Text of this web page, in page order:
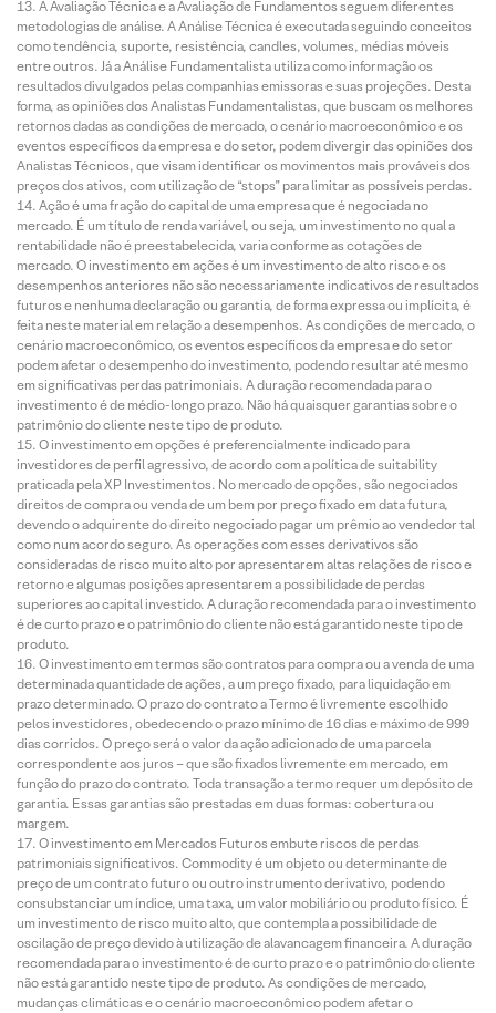
A Avaliação Técnica e a Avaliação de Fundamentos seguem diferentes
metodologias de análise. A Análise Técnica é executada seguindo conceitos
como tendência, suporte, resistência, candles, volumes, médias móveis
entre outros. Já a Análise Fundamentalista utiliza como informação os
resultados divulgados pelas companhias emissoras e suas projeções. Desta
forma, as opiniões dos Analistas Fundamentalistas, que buscam os melhores
retornos dadas as condições de mercado, o cenário macroeconômico e os
eventos específicos da empresa e do setor, podem divergir das opiniões dos
Analistas Técnicos, que visam identificar os movimentos mais prováveis dos
preços dos ativos, com utilização de “stops” para limitar as possíveis perdas.
Ação é uma fração do capital de uma empresa que é negociada no
mercado. É um título de renda variável, ou seja, um investimento no qual a
rentabilidade não é preestabelecida, varia conforme as cotações de
mercado. O investimento em ações é um investimento de alto risco e os
desempenhos anteriores não são necessariamente indicativos de resultados
futuros e nenhuma declaração ou garantia, de forma expressa ou implícita, é
feita neste material em relação a desempenhos. As condições de mercado, o
cenário macroeconômico, os eventos específicos da empresa e do setor
podem afetar o desempenho do investimento, podendo resultar até mesmo
em significativas perdas patrimoniais. A duração recomendada para o
investimento é de médio-longo prazo. Não há quaisquer garantias sobre o
patrimônio do cliente neste tipo de produto.
O investimento em opções é preferencialmente indicado para
investidores de perfil agressivo, de acordo com a política de suitability
praticada pela XP Investimentos. No mercado de opções, são negociados
direitos de compra ou venda de um bem por preço fixado em data futura,
devendo o adquirente do direito negociado pagar um prêmio ao vendedor tal
como num acordo seguro. As operações com esses derivativos são
consideradas de risco muito alto por apresentarem altas relações de risco e
retorno e algumas posições apresentarem a possibilidade de perdas
superiores ao capital investido. A duração recomendada para o investimento
é de curto prazo e o patrimônio do cliente não está garantido neste tipo de
produto.
O investimento em termos são contratos para compra ou a venda de uma
determinada quantidade de ações, a um preço fixado, para liquidação em
prazo determinado. O prazo do contrato a Termo é livremente escolhido
pelos investidores, obedecendo o prazo mínimo de 16 dias e máximo de 999
dias corridos. O preço será o valor da ação adicionado de uma parcela
correspondente aos juros – que são fixados livremente em mercado, em
função do prazo do contrato. Toda transação a termo requer um depósito de
garantia. Essas garantias são prestadas em duas formas: cobertura ou
margem.
O investimento em Mercados Futuros embute riscos de perdas
patrimoniais significativos. Commodity é um objeto ou determinante de
preço de um contrato futuro ou outro instrumento derivativo, podendo
consubstanciar um índice, uma taxa, um valor mobiliário ou produto físico. É
um investimento de risco muito alto, que contempla a possibilidade de
oscilação de preço devido à utilização de alavancagem financeira. A duração
recomendada para o investimento é de curto prazo e o patrimônio do cliente
não está garantido neste tipo de produto. As condições de mercado,
mudanças climáticas e o cenário macroeconômico podem afetar o